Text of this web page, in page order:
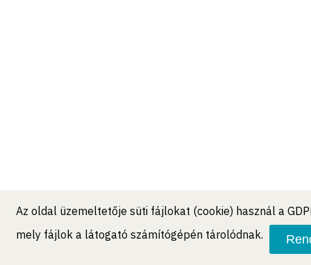
Az oldal üzemeltetője süti fájlokat (cookie) használ a
mely fájlok a látogató számítógépén tárolódnak.